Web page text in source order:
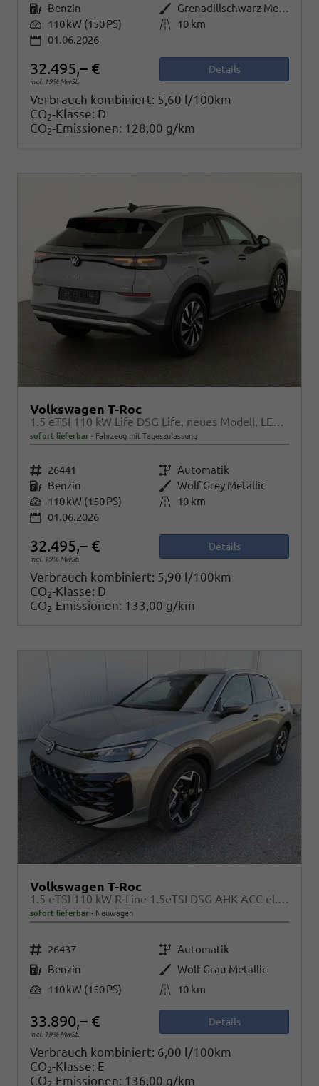
Kraftstoff Benzin Außenfarbe
Grenadillschwarz Metallic
Leistung 110 kW (150 PS) Kilometerstand
10 km
01.06.2026
32.495,– €
incl. 19% MwSt.
Details
Verbrauch kombiniert: 5,60 l/100km
CO2-Klasse: D
CO2-Emissionen: 128,00 g/km
Volkswagen T-Roc
1.5 eTSI 110 kW Life DSG Life, neues Modell, LED, Kamera, Side, Winter, 17-Zoll
sofort lieferbar Fahrzeug mit Tageszulassung
Fahrzeugnr. 26441 Getriebe Automatik
Kraftstoff Benzin Außenfarbe Wolf Grey Metallic
Leistung 110 kW (150 PS) Kilometerstand
10 km
01.06.2026
32.495,– €
incl. 19% MwSt.
Details
Verbrauch kombiniert: 5,90 l/100km
CO2-Klasse: D
CO2-Emissionen: 133,00 g/km
Volkswagen T-Roc
1.5 eTSI 110 kW R-Line 1.5eTSI DSG AHK ACC el. Hk 18 Zoll
sofort lieferbar Neuwagen
Fahrzeugnr. 26437 Getriebe Automatik
Kraftstoff Benzin Außenfarbe Wolf Grau Metallic
Leistung 110 kW (150 PS) Kilometerstand 10 km
33.890,– €
incl. 19% MwSt.
Details
Verbrauch kombiniert: 6,00 l/100km
CO2-Klasse: E
CO -Emissionen: 136,00 g/km